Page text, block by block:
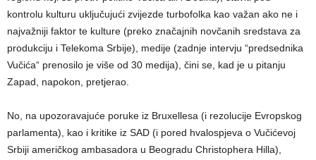
kontrolu kulturu uključujući zvijezde turbofolka kao važan ako ne i
najvažniji faktor te kulture (preko značajnih novčanih sredstava za
produkciju i Telekoma Srbije), medije (zadnje intervju “predsednika
Vučića“ prenosilo je više od 30 medija), čini se, kad je u pitanju
Zapad, napokon, pretjerao.
No, na upozoravajuće poruke iz Bruxellesa (i rezolucije Evropskog
parlamenta), kao i kritike iz SAD (i pored hvalospjeva o Vučićevoj
Srbiji američkog ambasadora u Beogradu Christophera Hilla),